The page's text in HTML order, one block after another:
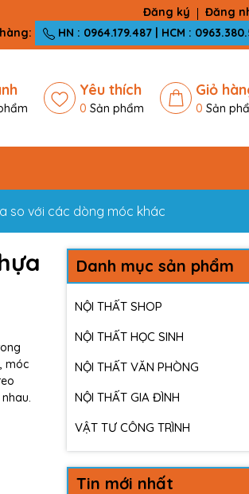
Đăng ký
Đăng
HN : 0964.179.487 | HCM :
Yêu thích
0 Sản phẩm
Giỏ
0 Sản
so với các dòng móc khác
móc
Danh mục sản phẩm
NỘI THẤT SHOP
NỘI THẤT HỌC SINH
NỘI THẤT VĂN PHÒNG
NỘI THẤT GIA ĐÌNH
VẬT TƯ CÔNG TRÌNH
Tin mới nhất